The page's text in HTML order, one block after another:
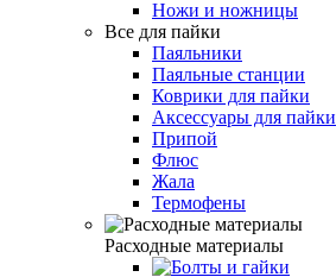
Ножи и ножницы
Все для пайки
Паяльники
Паяльные станции
Коврики для пайки
Аксессуары для пайки
Припой
Флюс
Жала
Термофены
Расходные материалы